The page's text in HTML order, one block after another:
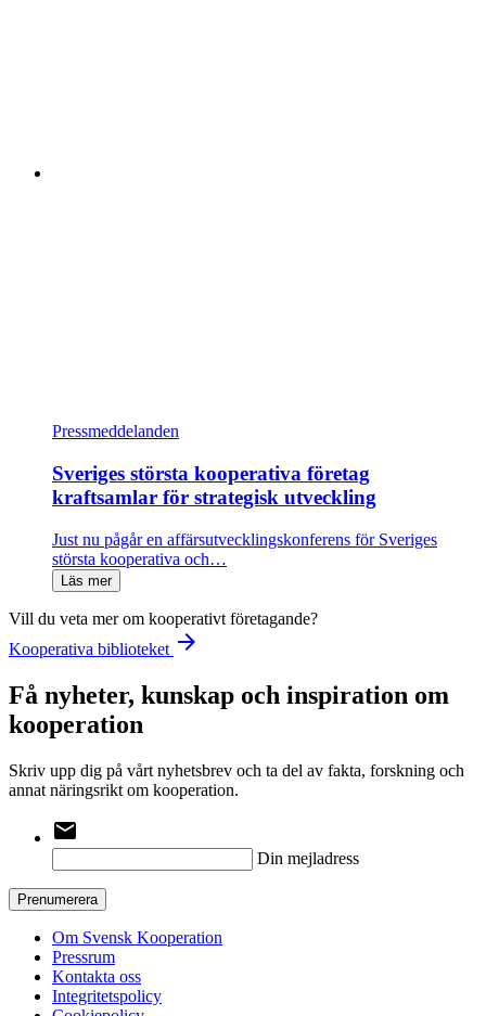
Pressmeddelanden
Sveriges största kooperativa företag
kraftsamlar för strategisk utveckling
Just nu pågår en affärsutvecklingskonferens för Sveriges
största kooperativa och…
Läs mer
Vill du veta mer om kooperativt företagande?
Kooperativa biblioteket arrow_forward
Få nyheter, kunskap och inspiration om
kooperation
Skriv upp dig på vårt nyhetsbrev och ta del av fakta, forskning och
annat näringsrikt om kooperation.
email
Din mejladress
Prenumerera
Om Svensk Kooperation
Pressrum
Kontakta oss
Integritetspolicy